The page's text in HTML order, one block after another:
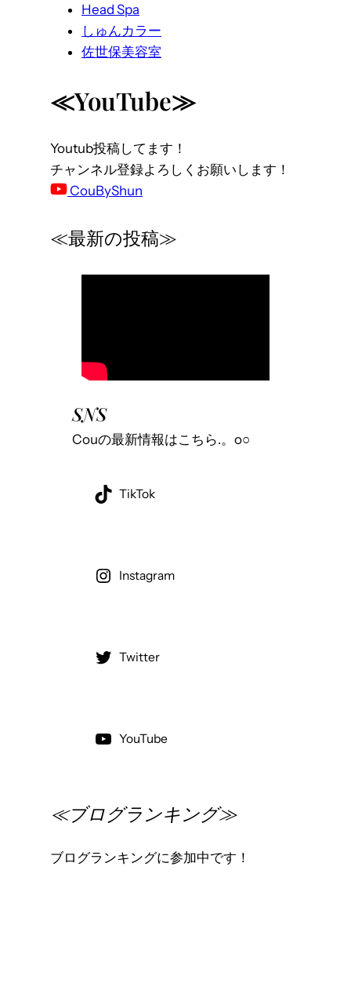
Head Spa
しゅんカラー
佐世保美容室
≪YouTube≫
Youtub投稿してます！
チャンネル登録よろしくお願いします！
CouByShun
≪最新の投稿≫
SNS
Couの最新情報はこちら.。o○
TikTok
Instagram
Twitter
YouTube
≪ブログランキング≫
ブログランキングに参加中です！